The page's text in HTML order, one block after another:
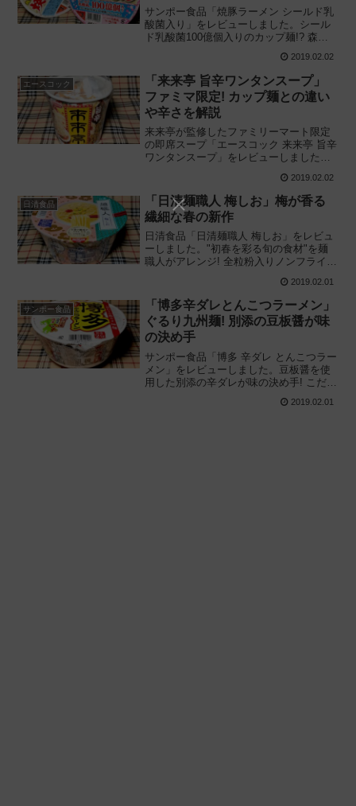
サンポー食品「焼豚ラーメン シールド乳
酸菌入り」をレビューしました。シール
ド乳酸菌100億個入りのカップ麺!? 森永
た九州とんこつ味のカップラーメンを実
際に食べてみた感想に基づき評価しま
す。
2019.02.02
エースコック
「来来亭 旨辛ワンタンスープ」
ファミマ限定! カップ麺との違い
や辛さを解説
来来亭が監修したファミリーマート限定
の即席スープ「エースコック 来来亭 旨辛
ワンタンスープ」をレビューしました。
違いや辛さに注目しながら実際に食べて
みた感想に基づき評価しています。
2019.02.02
日清食品
「日清麺職人 梅しお」梅が香る
繊細な春の新作
日清食品「日清麺職人 梅しお」をレビュ
ーしました。"初春を彩る旬の食材"を麺
職人がアレンジ! 全粒粉入りノンフライ麺
ラーメンを実際に食べてみた感想に基づ
き評価しています。女性の方にもオスス
2019.02.01
サンポー食品
「博多辛ダレとんこつラーメン」
ぐるり九州麺! 別添の豆板醤が味
の決め手
サンポー食品「博多 辛ダレ とんこつラー
メン」をレビューしました。豆板醤を使
用した別添の辛ダレが味の決め手! こだわ
ップラーメンを実際に食べてみた感想に
2019.02.01